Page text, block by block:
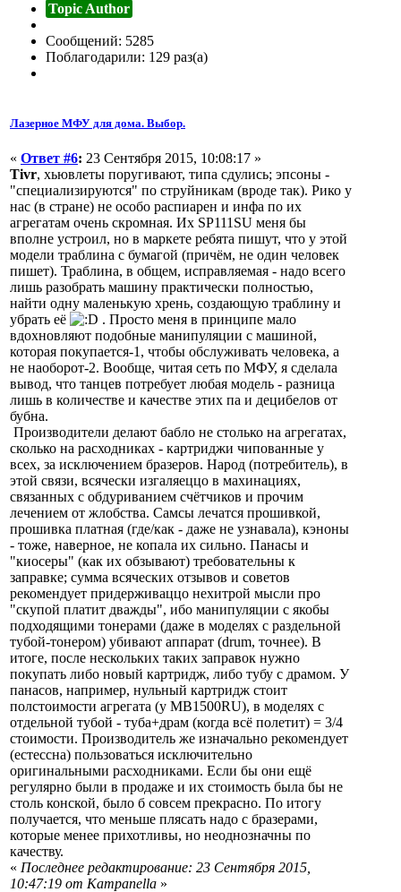
Topic Author
Сообщений: 5285
Поблагодарили: 129 раз(а)
Лазерное МФУ для дома. Выбор.
« Ответ #6: 23 Сентября 2015, 10:08:17 »
Tivr, хьювлеты поругивают, типа сдулись; эпсоны -
"специализируются" по струйникам (вроде так). Рико у
нас (в стране) не особо распиарен и инфа по их
агрегатам очень скромная. Их SP111SU меня бы
вполне устроил, но в маркете ребята пишут, что у этой
модели траблина с бумагой (причём, не один человек
пишет). Траблина, в общем, исправляемая - надо всего
лишь разобрать машину практически полностью,
найти одну маленькую хрень, создающую траблину и
убрать её
. Просто меня в принципе мало
вдохновляют подобные манипуляции с машиной,
которая покупается-1, чтобы обслуживать человека, а
не наоборот-2. Вообще, читая сеть по МФУ, я сделала
вывод, что танцев потребует любая модель - разница
лишь в количестве и качестве этих па и децибелов от
бубна.
Производители делают бабло не столько на агрегатах,
сколько на расходниках - картриджи чипованные у
всех, за исключением бразеров. Народ (потребитель), в
этой связи, всячески изгаляеццо в махинациях,
связанных с обдуриванием счётчиков и прочим
лечением от жлобства. Самсы лечатся прошивкой,
прошивка платная (где/как - даже не узнавала), кэноны
- тоже, наверное, не копала их сильно. Панасы и
"киосеры" (как их обзывают) требовательны к
заправке; сумма всяческих отзывов и советов
рекомендует придерживаццо нехитрой мысли про
"скупой платит дважды", ибо манипуляции с якобы
подходящими тонерами (даже в моделях с раздельной
тубой-тонером) убивают аппарат (drum, точнее). В
итоге, после нескольких таких заправок нужно
покупать либо новый картридж, либо тубу с драмом. У
панасов, например, нульный картридж стоит
полстоимости агрегата (у MB1500RU), в моделях с
отдельной тубой - туба+драм (когда всё полетит) = 3/4
стоимости. Производитель же изначально рекомендует
(естессна) пользоваться исключительно
оригинальными расходниками. Если бы они ещё
регулярно были в продаже и их стоимость была бы не
столь конской, было б совсем прекрасно. По итогу
получается, что меньше плясать надо с бразерами,
которые менее прихотливы, но неоднозначны по
качеству.
« Последнее редактирование: 23 Сентября 2015,
10:47:19 от Кampanella »